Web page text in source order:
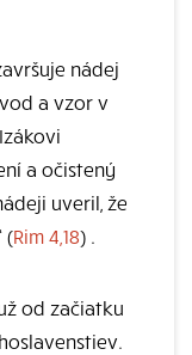
nádej
a vzor v
a očistený
uveril, že
(Rim 4,18) .
od začiatku